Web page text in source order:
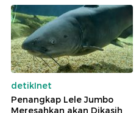
detikInet
Penangkap Lele Jumbo
Meresahkan akan Dikasih